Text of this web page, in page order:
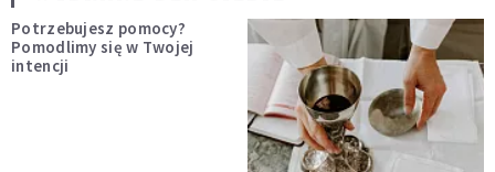
Potrzebujesz pomocy?
Pomodlimy się w Twojej
intencji